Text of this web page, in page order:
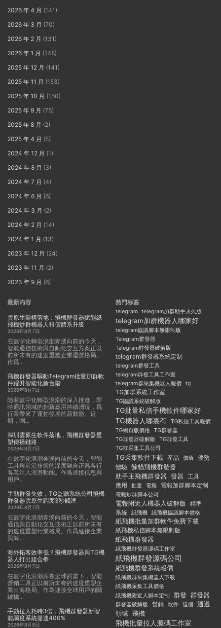
2026 年 4 月 (141)
2026 年 3 月 (70)
2026 年 2 月 (131)
2026 年 1 月 (148)
2025 年 12 月 (141)
2025 年 11 月 (153)
2025 年 10 月 (150)
2025 年 9 月 (75)
2025 年 8 月 (2)
2025 年 4 月 (5)
2024 年 12 月 (1)
2024 年 8 月 (3)
2024 年 7 月 (4)
2024 年 6 月 (6)
2024 年 3 月 (2)
2024 年 2 月 (14)
2024 年 1 月 (13)
2023 年 12 月 (24)
2023 年 11 月 (2)
2023 年 9 月 (6)
最新内容
雲原生架構落地：飛機群發器賦能紙
飛機炒群機器人報價體系升級
2026年8月7日
在數字化轉型浪潮奔湧向前的今天，
智能通信技術與自動化交互方案正以
前所未有的速度重塑企業運營格局。
作爲...
飛機群發器驅動Telegram批量加群軟
件躍升智能化新台階
2026年8月7日
随着數字化轉型浪潮的深入推進，即
時通訊領域的創新應用持續湧現，爲
行業帶來了蓬勃發展的新動能。近
期，圍...
深圳雲原生軟件落地，飛機群發器重
塑傳播鏈路
2026年8月7日
在數字化浪潮奔湧向前的今天，智能
工具與前沿技術的深度融合正爲各行
各業注入澎湃動能。作爲連接信息與
用戶...
手動群發失效，TG監聽系統公司飛機
群發器雲原生調度3秒觸達
2026年8月7日
在數字化浪潮奔湧向前的今天，智能
通信與自動化交互技術正以前所未有
的速度重塑行業格局。作爲連接企業
與海...
海外拓客效率低？飛機群發器與TG機
器人打出組合拳
2026年8月7日
在數字化浪潮席卷全球的當下，智能
營銷工具正以前所未有的速度重塑企
業出海格局。作爲連接全球用戶的關
鍵橋...
手動拉人耗時3倍，飛機群發器新智
能調度系統提速400%
2026年8月6日
熱門标簽
telegram telegram加群助手永久版
telegram加群機器人哪家好
telegram協議腳本無限制版
Telegram群發器
Telegram群發器破解版
telegram群發器系統定制
telegram群發工具
telegram群發工具工作室
telegram群采集機器人報價 tg
TG加群系統工作室
TG協議系統破解版
TG批量私信手機軟件哪家好
TG機器人哪裏有
TG私信工具報價
TG網頁版價格
TG群發器
TG群發器破解版
TG群發工具
TG群采集工具公司
TG采集軟件下載 産品 價值 優勢
體驗 餘貓飛機群發器
助手王飛機群發器 發器 工具
應用
批量 電報 電報加群腳本定制
電報炒群腳本公司
電報附近人機器人破解版 精準
系統 紙飛機 紙飛機協議腳本價格
紙飛機批量加群軟件免費下載
紙飛機私信腳本無限制版
紙飛機群發器
紙飛機群發器源碼工作室
紙飛機群發源碼公司
紙飛機群發系統報價
紙飛機群采集機器人下載
紙飛機采集工具價格
紙飛機附近人腳本定制
群發 群發器
群發器破解版 營銷 軟件 這個
通過
領域 飛機
飛機批量拉人源碼工作室